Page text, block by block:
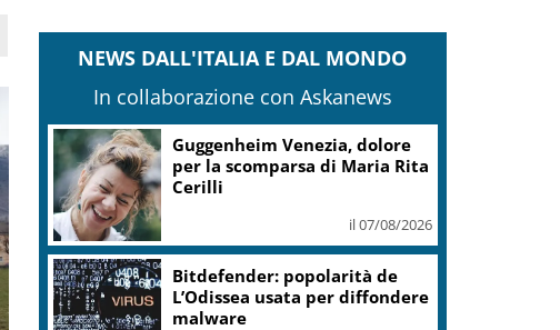
NEWS DALL'ITALIA E DAL MONDO
In collaborazione con Askanews
Covid, ‘Conte-day’ in
commissione: “non sono un
eroe ma un uomo corretto,
il 06/08/2026
Guccini, Meloni: l’ho amato e
mi ha formato, continuerò a